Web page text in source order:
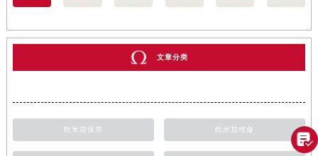
文章分类
欧米茄保养 欧米茄维修
